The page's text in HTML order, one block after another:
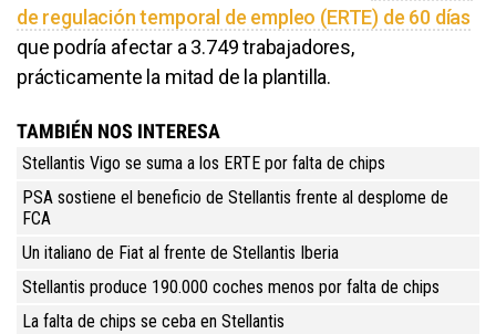
de regulación temporal de empleo (ERTE) de 60 días
que podría afectar a 3.749 trabajadores,
prácticamente la mitad de la plantilla.
TAMBIÉN NOS INTERESA
Stellantis Vigo se suma a los ERTE por falta de chips
PSA sostiene el beneficio de Stellantis frente al desplome de
FCA
Un italiano de Fiat al frente de Stellantis Iberia
Stellantis produce 190.000 coches menos por falta de chips
La falta de chips se ceba en Stellantis